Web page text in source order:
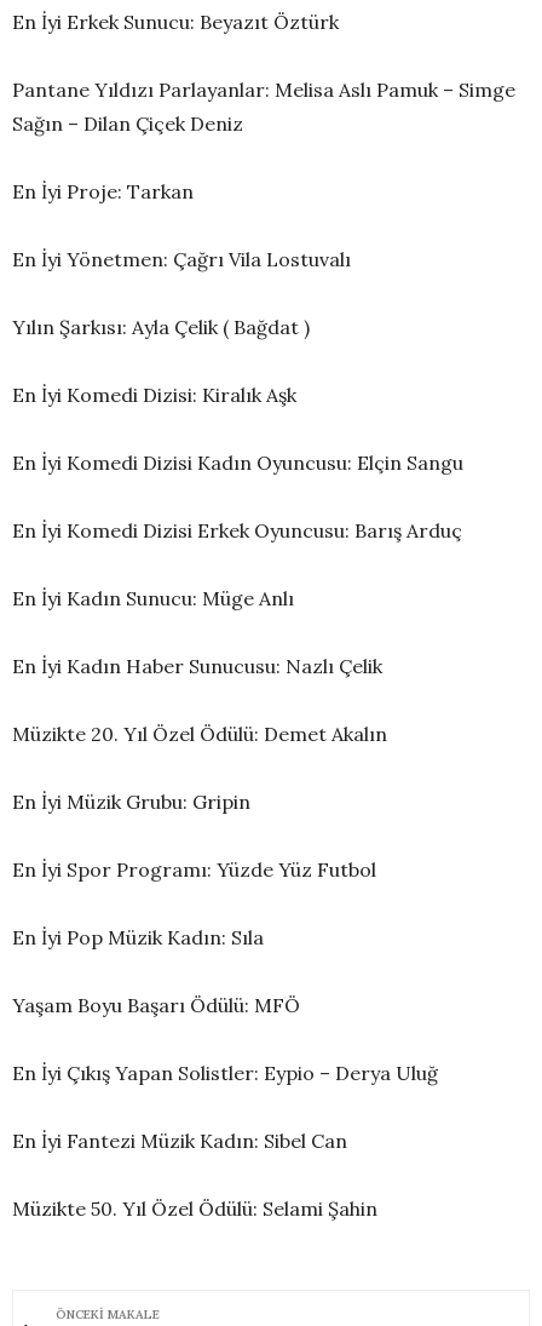
En İyi Erkek Sunucu: Beyazıt Öztürk
Pantane Yıldızı Parlayanlar: Melisa Aslı Pamuk – Simge
Sağın – Dilan Çiçek Deniz
En İyi Proje: Tarkan
En İyi Yönetmen: Çağrı Vila Lostuvalı
Yılın Şarkısı: Ayla Çelik ( Bağdat )
En İyi Komedi Dizisi: Kiralık Aşk
En İyi Komedi Dizisi Kadın Oyuncusu: Elçin Sangu
En İyi Komedi Dizisi Erkek Oyuncusu: Barış Arduç
En İyi Kadın Sunucu: Müge Anlı
En İyi Kadın Haber Sunucusu: Nazlı Çelik
Müzikte 20. Yıl Özel Ödülü: Demet Akalın
En İyi Müzik Grubu: Gripin
En İyi Spor Programı: Yüzde Yüz Futbol
En İyi Pop Müzik Kadın: Sıla
Yaşam Boyu Başarı Ödülü: MFÖ
En İyi Çıkış Yapan Solistler: Eypio – Derya Uluğ
En İyi Fantezi Müzik Kadın: Sibel Can
Müzikte 50. Yıl Özel Ödülü: Selami Şahin
ÖNCEKI MAKALE